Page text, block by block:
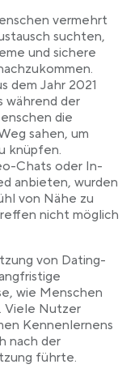
vermehrt
suchten,
und sichere
dem Jahr 2021
während der
die
sahen, um
knüpfen.
Chats oder In-
anbieten, wurden
von Nähe zu
nicht möglich
von Dating-
wie Menschen
Viele Nutzer
Kennenlernens
nach der
führte.